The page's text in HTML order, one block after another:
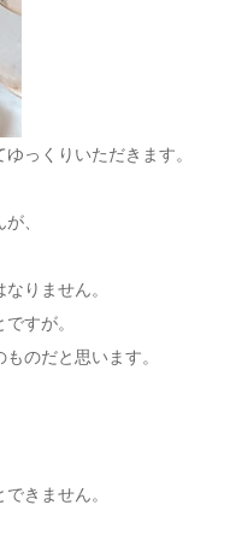
っくりいただきます。
、
りません。
すが。
のだと思います。
きません。